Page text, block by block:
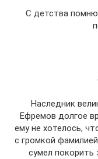
С детства помню
Наследник
Ефремов долгое
ему не хотелось,
с громкой
сумел покорить